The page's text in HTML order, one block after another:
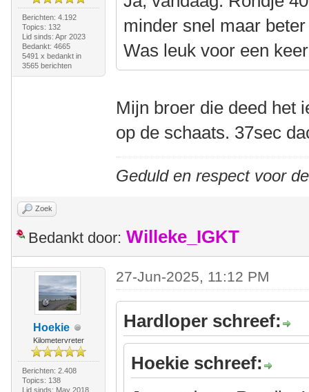
Berichten: 4.192
Topics: 132
Lid sinds: Apr 2023
Bedankt: 4665
5491 x bedankt in
3565 berichten
minder snel maar
Was leuk voor een
Mijn broer die deed het
op de schaats. 37sec
Geduld en respect voor
Zoek
Bedankt door: Willeke_IGKT
Hoekie
Kilometervreter
Berichten: 2.408
Topics: 138
Lid sinds: May 2018
27-Jun-2025, 11:12 PM
Hardloper schreef:
Hoekie schreef: